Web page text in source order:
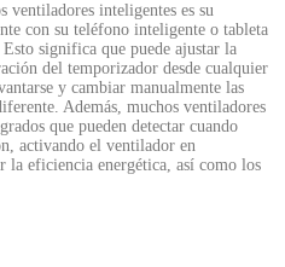
ventiladores inteligentes es su
con su teléfono inteligente o tableta
significa que puede ajustar la
del temporizador desde cualquier
y cambiar manualmente las
Además, muchos ventiladores
que pueden detectar cuando
activando el ventilador en
la eficiencia energética, así como los